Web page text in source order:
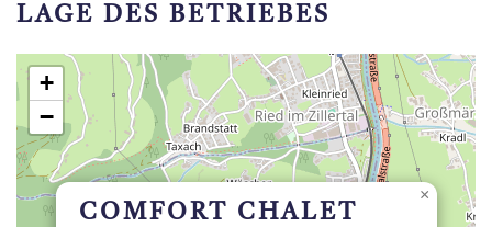
LAGE DES BETRIEBES
COMFORT CHALET
×
+
−